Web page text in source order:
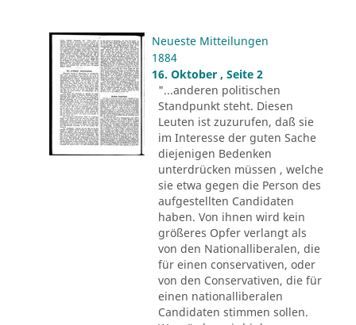
Neueste Mitteilungen
1884
16. Oktober , Seite 2
"...anderen politischen
Standpunkt steht. Diesen
Leuten ist zuzurufen, daß sie
im Interesse der guten Sache
diejenigen Bedenken
unterdrücken müssen , welche
sie etwa gegen die Person des
aufgestellten Candidaten
haben. Von ihnen wird kein
größeres Opfer verlangt als
von den Nationalliberalen, die
für einen conservativen, oder
von den Conservativen, die für
einen nationalliberalen
Candidaten stimmen sollen.